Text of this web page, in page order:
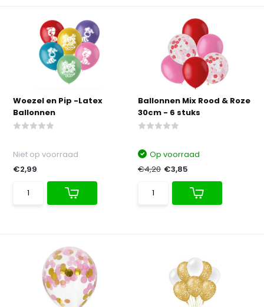
Woezel en Pip -Latex
Ballonnen
Niet op voorraad
€2,99
Ballonnen Mix Rood & Roze
30cm - 6 stuks
Op voorraad
€4,20 €3,85